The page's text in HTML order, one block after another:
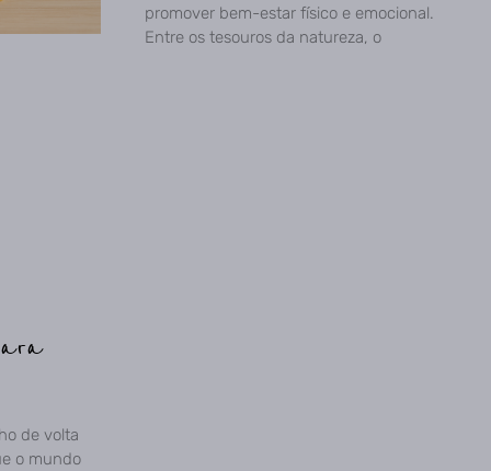
de volta
o mundo
promover bem-estar físico e emocional.
Entre os tesouros da natureza, o